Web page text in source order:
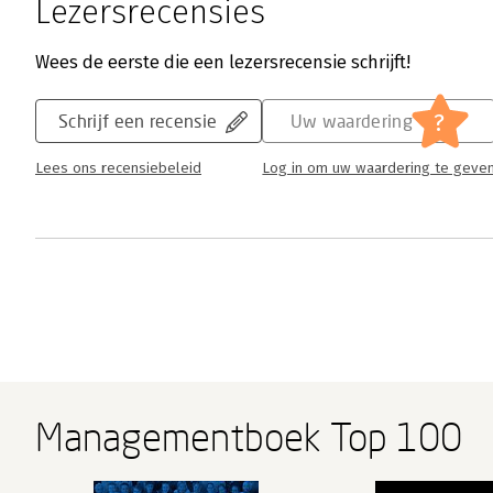
Lezersrecensies
Wees de eerste die een lezersrecensie schrijft!
Schrijf een recensie
Lees ons recensiebeleid
Uw waardering ?
Log in om uw waardering te
Managementboek Top 100